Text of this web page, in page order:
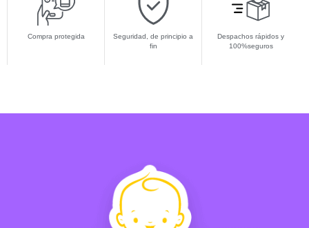
Compra protegida
Seguridad, de principio a
fin
Despachos rápidos y
100%seguros